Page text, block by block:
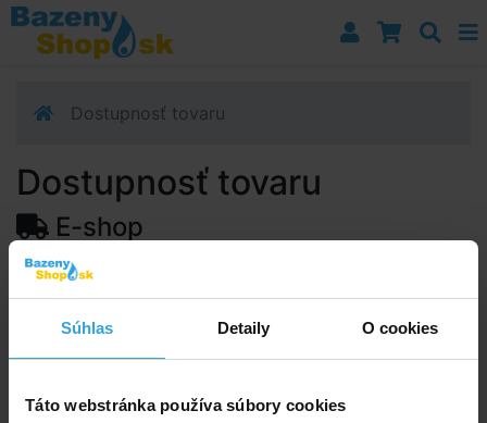
Súhlas Detaily O cookies
Táto webstránka používa súbory cookies
Prejsť k navigácii
Prejsť na obsah
Prejsť k bočnému stĺpci
Dostupnosť tovaru
Dostupnosť tovaru
E-shop
Dostupnosť:
výdajné miesto:
10.08.2026
môže sa zmeniť.